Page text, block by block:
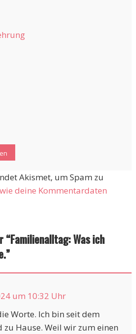
Akismet, um Spam zu
deine Kommentardaten
“Familienalltag: Was ich
”
um 10:32 Uhr
Worte. Ich bin seit dem
Hause. Weil wir zum einen